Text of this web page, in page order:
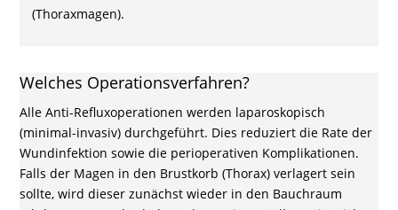
(Thoraxmagen).
Welches Operationsverfahren?
Alle Anti-Refluxoperationen werden laparoskopisch
(minimal-invasiv) durchgeführt. Dies reduziert die Rate der
Wundinfektion sowie die perioperativen Komplikationen.
Falls der Magen in den Brustkorb (Thorax) verlagert sein
sollte, wird dieser zunächst wieder in den Bauchraum